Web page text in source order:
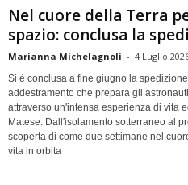
Nel cuore della Terra
spazio: conclusa la
Marianna Michelagnoli - 4 Luglio
Si è conclusa a fine giugno la
addestramento che prepara gli
attraverso un'intensa esperienza di vita
Matese. Dall'isolamento sotterraneo al
scoperta di come due settimane nel
vita in orbita